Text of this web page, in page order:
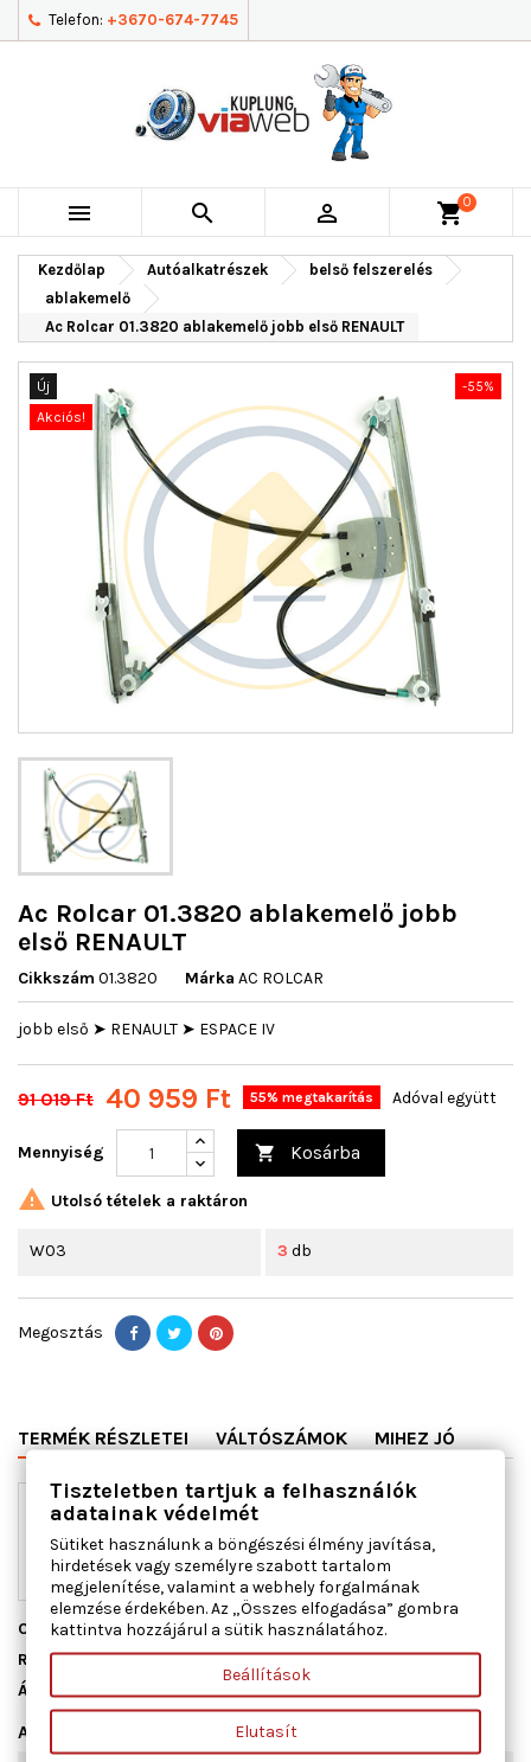
Telefon: +3670-674-7745
   shopping_cart0
Kezdőlap Autóalkatrészek
belső felszerelés
ablakemelő
Ac Rolcar 01.3820 ablakemelő jobb első RENAULT
Új
-55%
Akciós!
Ac Rolcar 01.3820 ablakemelő jobb
első RENAULT
Cikkszám 01.3820 Márka AC ROLCAR
jobb első ➤ RENAULT ➤ ESPACE IV
91 019 Ft 40 959 Ft 55% megtakarítás Adóval együtt
Mennyiség  Kosárba
 Utolsó tételek a raktáron
W03 3 db
Megosztás
TERMÉK RÉSZLETEI VÁLTÓSZÁMOK MIHEZ JÓ
Cikkszám01.3820
Raktáron3 db
ÁllapotÚj
Adatlap
Tiszteletben tartjuk a felhasználók
adatainak védelmét
Sütiket használunk a böngészési élmény javítása,
hirdetések vagy személyre szabott tartalom
megjelenítése, valamint a webhely forgalmának
elemzése érdekében. Az „Összes elfogadása” gombra
kattintva hozzájárul a sütik használatához.
Beállítások
Elutasít